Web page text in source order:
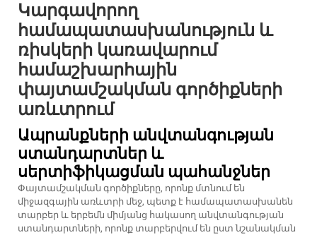
Կարգավորող
համապատասխանություն և
ռիսկերի կառավարում
համաշխարհային
փայտամշակման գործիքների
առևտրում
Ապրանքների անվտանգության
ստանդարտներ և
սերտիֆիկացման պահանջներ
Փայտամշակման գործիքները, որոնք մտնում են
միջազգային առևտրի մեջ, պետք է համապատասխանեն
տարբեր և երբեմն միմյանց հակասող անվտանգության
ստանդարտների, որոնք տարբերվում են ըստ նշանակման